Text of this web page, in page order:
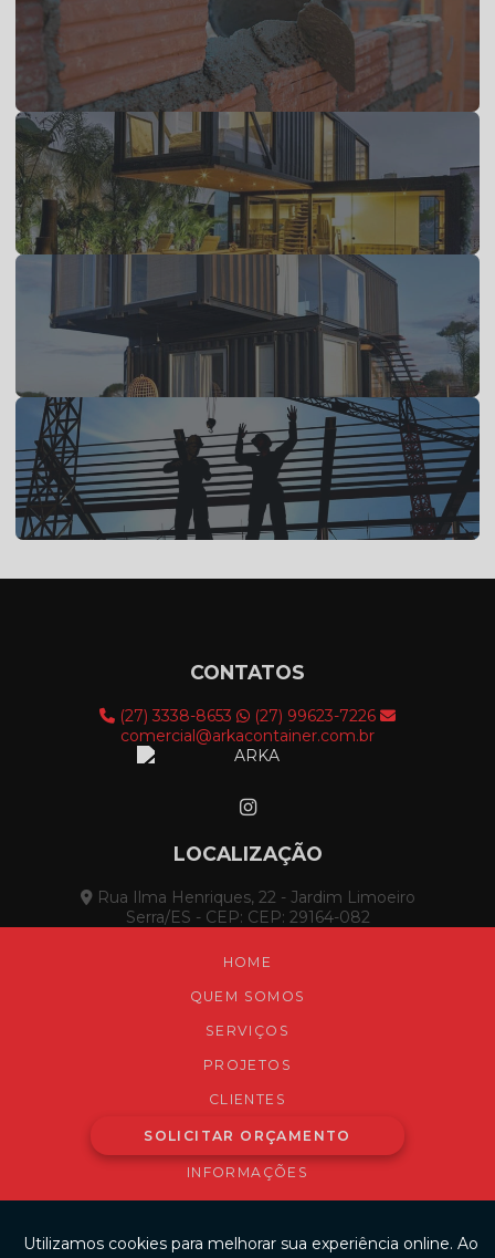
CONTATOS
(27) 3338-8653
(27) 99623-7226
comercial@arkacontainer.com.br
LOCALIZAÇÃO
Rua Ilma Henriques, 22 - Jardim Limoeiro
Serra/ES - CEP: CEP: 29164-082
HOME
QUEM SOMOS
SERVIÇOS
PROJETOS
CLIENTES
SOLICITAR ORÇAMENTO
INFORMAÇÕES